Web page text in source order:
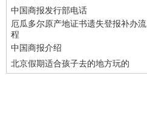
中国商报发行部电话
厄瓜多尔原产地证书遗失登报补办流
程
中国商报介绍
北京假期适合孩子去的地方玩的